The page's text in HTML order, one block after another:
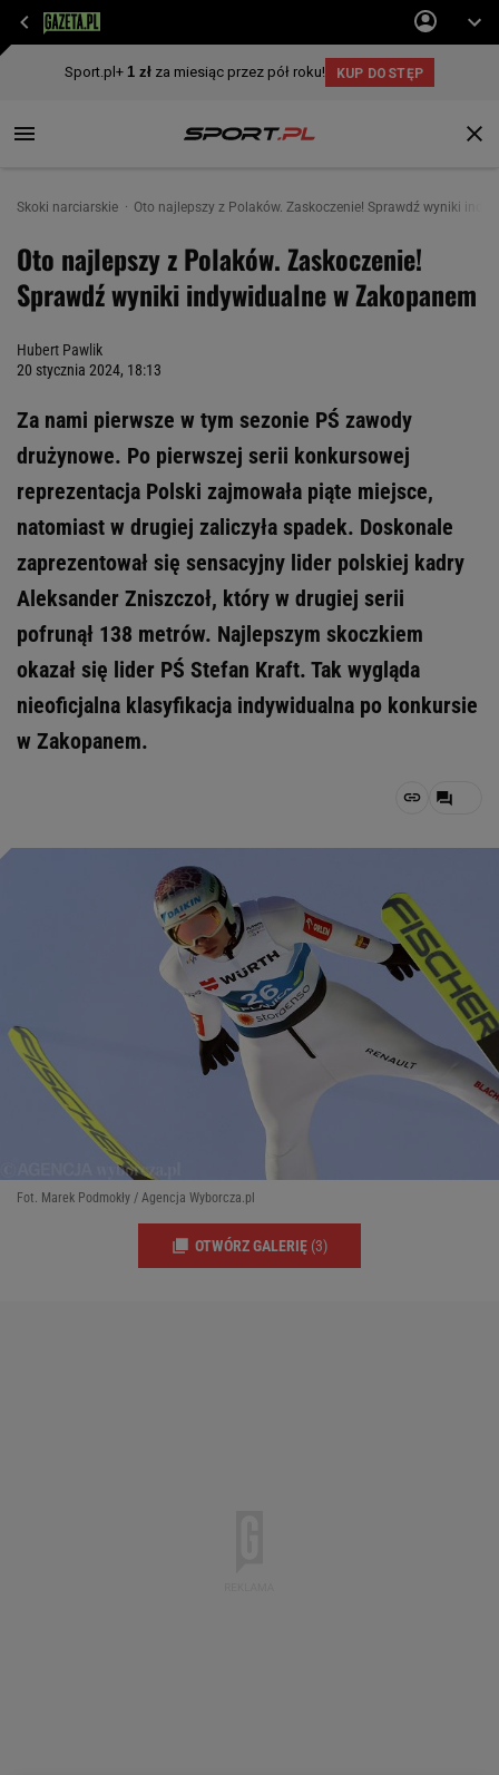
Skoki narciarskie Oto najlepszy z Polaków. Zaskoczenie! Sprawdź wyniki
Oto najlepszy z Polaków. Zaskoczenie!
Sprawdź wyniki indywidualne w Zakopanem
Hubert Pawlik
20 stycznia 2024, 18:13
Za nami pierwsze w tym sezonie PŚ zawody
drużynowe. Po pierwszej serii konkursowej
reprezentacja Polski zajmowała piąte miejsce,
natomiast w drugiej zaliczyła spadek. Doskonale
zaprezentował się sensacyjny lider polskiej kadry
Aleksander Zniszczoł, który w drugiej serii
pofrunął 138 metrów. Najlepszym skoczkiem
okazał się lider PŚ Stefan Kraft. Tak wygląda
nieoficjalna klasyfikacja indywidualna po konkursie
w Zakopanem.
Fot. Marek Podmokły / Agencja Wyborcza.pl
OTWÓRZ GALERIĘ (3)